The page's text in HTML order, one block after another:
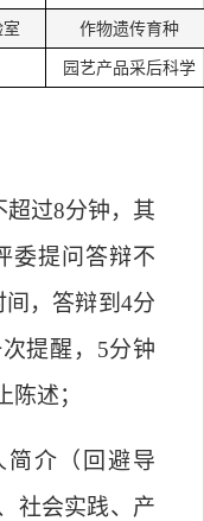
室 作物遗传育种
园艺产品采后科学
超过8分钟，其
委提问答辩不
，答辩到4分
提醒，5分钟
述；
介（回避导
社会实践、产